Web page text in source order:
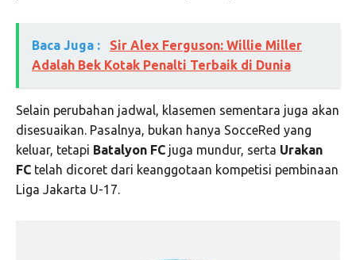
Baca Juga :
Sir Alex Ferguson: Willie Miller
Adalah Bek Kotak Penalti Terbaik di Dunia
Selain perubahan jadwal, klasemen sementara juga akan
disesuaikan. Pasalnya, bukan hanya SocceRed yang
keluar, tetapi Batalyon FC juga mundur, serta Urakan
FC telah dicoret dari keanggotaan kompetisi pembinaan
Liga Jakarta U-17.